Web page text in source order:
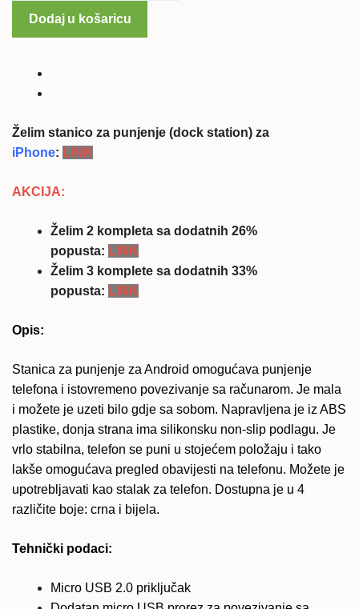
punjenje
telefon
(Samsung,
Huawei,
količina
Dodaj u košaricu
Želim stanico za punjenje (dock station) za
iPhone: LINK
AKCIJA:
Želim 2 kompleta sa dodatnih 26%
popusta: LINK
Želim 3 komplete sa dodatnih 33%
popusta: LINK
Opis:
Stanica za punjenje za Android omogućava punjenje
telefona i istovremeno povezivanje sa računarom. Je mala
i možete je uzeti bilo gdje sa sobom. Napravljena je iz ABS
plastike, donja strana ima silikonsku non-slip podlagu. Je
vrlo stabilna, telefon se puni u stojećem položaju i tako
lakše omogućava pregled obavijesti na telefonu. Možete je
upotrebljavati kao stalak za telefon. Dostupna je u 4
različite boje: crna i bijela.
Tehnički podaci:
Micro USB 2.0 priključak